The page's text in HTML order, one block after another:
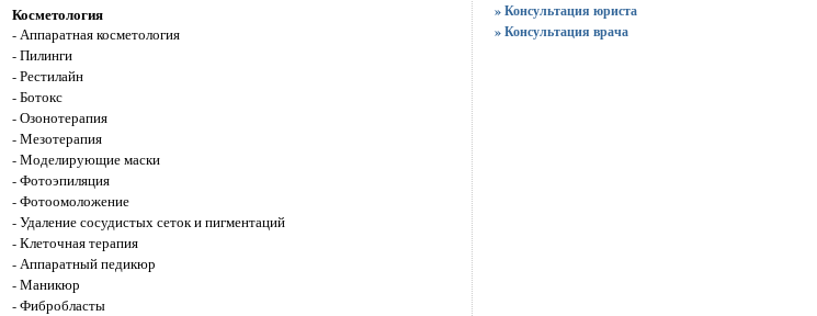
Косметология
- Аппаратная косметология
- Пилинги
- Рестилайн
- Ботокс
- Озонотерапия
- Мезотерапия
- Моделирующие маски
- Фотоэпиляция
- Фотоомоложение
- Удаление сосудистых сеток и пигментаций
- Клеточная терапия
- Аппаратный педикюр
- Маникюр
- Фибробласты
» Консультация юриста
» Консультация врача